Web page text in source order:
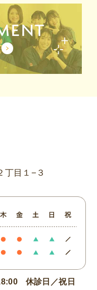
丁目１−３
休診日／祝日